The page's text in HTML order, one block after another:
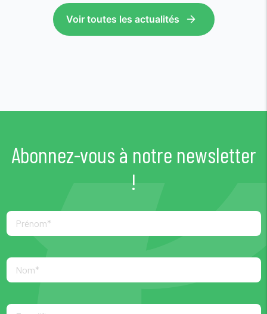
Voir toutes les actualités
Abonnez-vous à notre newsletter
!